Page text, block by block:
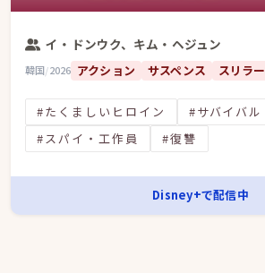
イ・ドンウク、キム・ヘジュン
韓国/2026 アクション サスペンス スリラー
#たくましいヒロイン
#サバイバル
#スパイ・工作員
#復讐
Disney+で配信中